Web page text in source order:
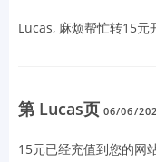
Lucas, 麻烦帮忙转15元
第 Lucas页 06/06/
15元已经充值到您的网